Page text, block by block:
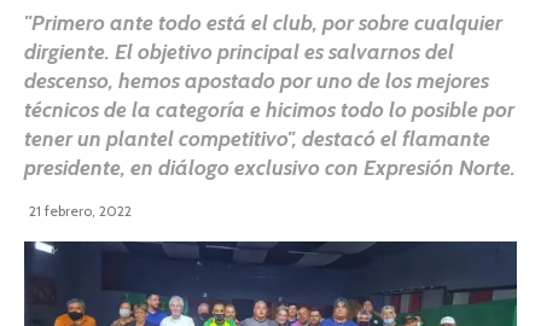
"Primero ante todo está el club, por sobre cualquier
dirgiente. El objetivo principal es salvarnos del
descenso, hemos apostado por uno de los mejores
técnicos de la categoría e hicimos todo lo posible por
tener un plantel competitivo", destacó el flamante
presidente, en diálogo exclusivo con Expresión Norte.
21 febrero, 2022